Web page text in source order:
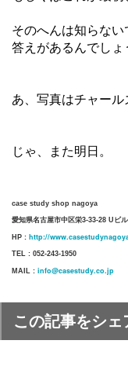
そのへんは知らない
答えがあるんでしょ
あ、写真はチャール
じゃ、また明日。
case study shop nagoya
愛知県名古屋市中区栄3-33-28 Uビ
HP : http://
TEL : 052-243-1950
MAIL : info@casestudy.co.jp
この記事をシェ